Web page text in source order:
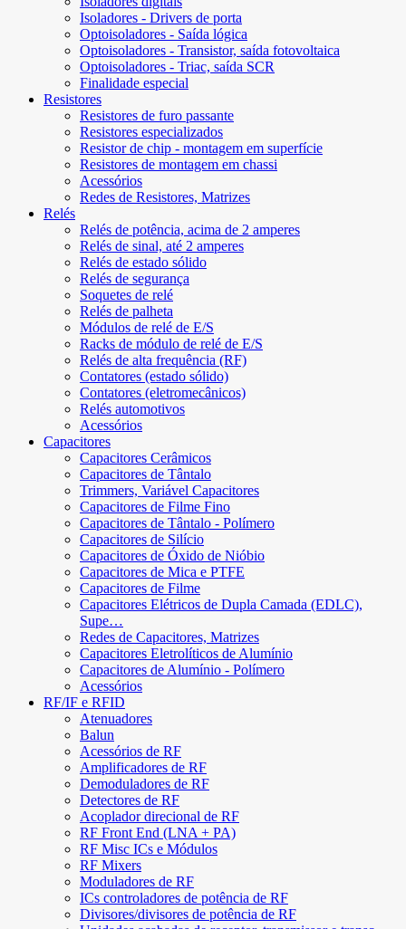
Isoladores - Drivers de porta
Optoisoladores - Saída lógica
Optoisoladores - Transistor, saída fotovoltaica
Optoisoladores - Triac, saída SCR
Finalidade especial
Resistores
Resistores de furo passante
Resistores especializados
Resistor de chip - montagem em superfície
Resistores de montagem em chassi
Acessórios
Redes de Resistores, Matrizes
Relés
Relés de potência, acima de 2 amperes
Relés de sinal, até 2 amperes
Relés de estado sólido
Relés de segurança
Soquetes de relé
Relés de palheta
Módulos de relé de E/S
Racks de módulo de relé de E/S
Relés de alta frequência (RF)
Contatores (estado sólido)
Contatores (eletromecânicos)
Relés automotivos
Acessórios
Capacitores
Capacitores Cerâmicos
Capacitores de Tântalo
Trimmers, Variável Capacitores
Capacitores de Filme Fino
Capacitores de Tântalo - Polímero
Capacitores de Silício
Capacitores de Óxido de Nióbio
Capacitores de Mica e PTFE
Capacitores de Filme
Capacitores Elétricos de Dupla Camada (EDLC),
Supe…
Redes de Capacitores, Matrizes
Capacitores Eletrolíticos de Alumínio
Capacitores de Alumínio - Polímero
Acessórios
RF/IF e RFID
Atenuadores
Balun
Acessórios de RF
Amplificadores de RF
Demoduladores de RF
Detectores de RF
Acoplador direcional de RF
RF Front End (LNA + PA)
RF Misc ICs e Módulos
RF Mixers
Moduladores de RF
ICs controladores de potência de RF
Divisores/divisores de potência de RF